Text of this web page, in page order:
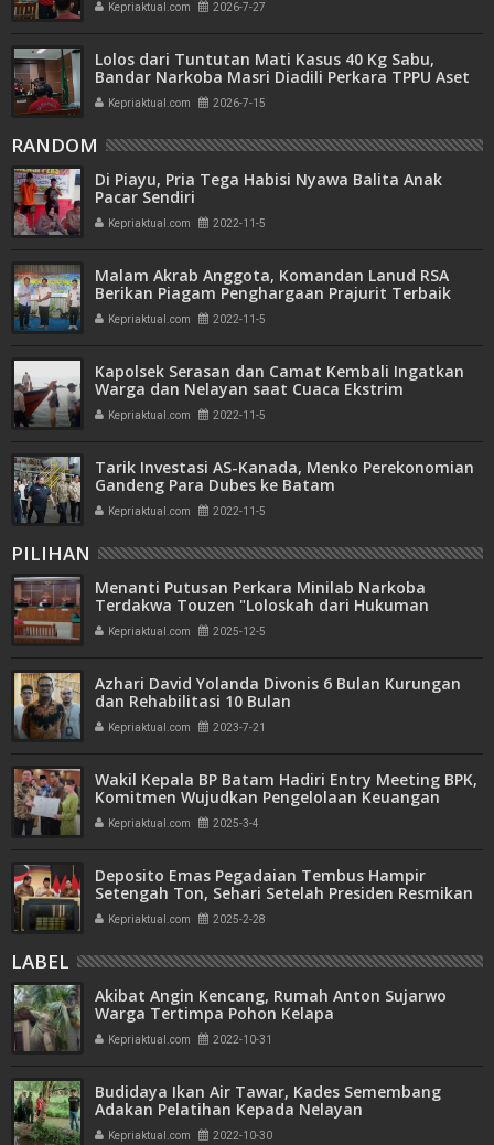
Kepriaktual.com 2026-7-27
Lolos dari Tuntutan Mati Kasus 40 Kg Sabu,
Bandar Narkoba Masri Diadili Perkara TPPU Aset
Miliaran
Kepriaktual.com 2026-7-15
RANDOM
Di Piayu, Pria Tega Habisi Nyawa Balita Anak
Pacar Sendiri
Kepriaktual.com 2022-11-5
Malam Akrab Anggota, Komandan Lanud RSA
Berikan Piagam Penghargaan Prajurit Terbaik
Kepriaktual.com 2022-11-5
Kapolsek Serasan dan Camat Kembali Ingatkan
Warga dan Nelayan saat Cuaca Ekstrim
Kepriaktual.com 2022-11-5
Tarik Investasi AS-Kanada, Menko Perekonomian
Gandeng Para Dubes ke Batam
Kepriaktual.com 2022-11-5
PILIHAN
Menanti Putusan Perkara Minilab Narkoba
Terdakwa Touzen "Loloskah dari Hukuman
Seumur Hidup atau Mati"
Kepriaktual.com 2025-12-5
Azhari David Yolanda Divonis 6 Bulan Kurungan
dan Rehabilitasi 10 Bulan
Kepriaktual.com 2023-7-21
Wakil Kepala BP Batam Hadiri Entry Meeting BPK,
Komitmen Wujudkan Pengelolaan Keuangan
Transparan dan Akuntabel
Kepriaktual.com 2025-3-4
Deposito Emas Pegadaian Tembus Hampir
Setengah Ton, Sehari Setelah Presiden Resmikan
Bank Emas
Kepriaktual.com 2025-2-28
LABEL
Akibat Angin Kencang, Rumah Anton Sujarwo
Warga Tertimpa Pohon Kelapa
Kepriaktual.com 2022-10-31
Budidaya Ikan Air Tawar, Kades Semembang
Adakan Pelatihan Kepada Nelayan
Kepriaktual.com 2022-10-30